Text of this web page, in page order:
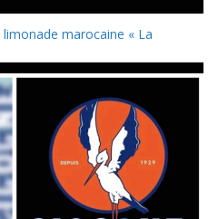
marocaine « La